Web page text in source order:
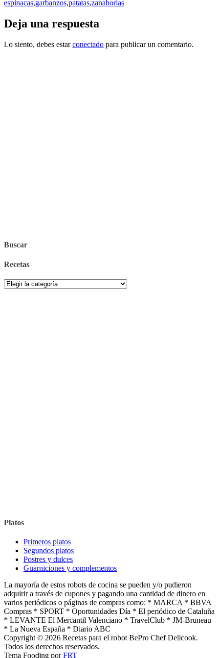
espinacas,garbanzos,patatas,zanahorias
Deja una respuesta
Lo siento, debes estarconectado para publicar un comentario.
Buscar
Recetas
Recetas
Platos
Primeros platos
Segundos platos
Postres y dulces
Guarniciones y complementos
La mayoría de estos robots de cocina se pueden y/o pudieron
adquirir a través de cupones y pagando una cantidad de dinero en
varios periódicos o páginas de compras como: * MARCA * BBVA
Compras * SPORT * Oportunidades Día * El periódico de Cataluña
* LEVANTE El Mercantil Valenciano * TravelClub * JM-Bruneau
* La Nueva España * Diario ABC
Copyright © 2026 Recetas para el robot BePro Chef Delicook.
Todos los derechos reservados.
Tema Fooding porFRT